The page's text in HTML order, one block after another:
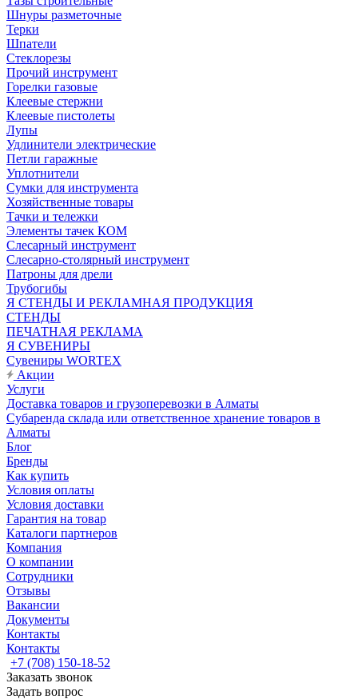
Шнуры разметочные
Терки
Шпатели
Стеклорезы
Прочий инструмент
Горелки газовые
Клеевые стержни
Клеевые пистолеты
Лупы
Удлинители электрические
Петли гаражные
Уплотнители
Сумки для инструмента
Хозяйственные товары
Тачки и тележки
Элементы тачек КОМ
Слесарный инструмент
Слесарно-столярный инструмент
Патроны для дрели
Трубогибы
Я СТЕНДЫ И РЕКЛАМНАЯ ПРОДУКЦИЯ
СТЕНДЫ
ПЕЧАТНАЯ РЕКЛАМА
Я СУВЕНИРЫ
Сувениры WORTEX
Акции
Услуги
Доставка товаров и грузоперевозки в Алматы
Субаренда склада или ответственное хранение товаров в
Алматы
Блог
Бренды
Как купить
Условия оплаты
Условия доставки
Гарантия на товар
Каталоги партнеров
Компания
О компании
Сотрудники
Отзывы
Вакансии
Документы
Контакты
Контакты
+7 (708) 150-18-52
Заказать звонок
Задать вопрос